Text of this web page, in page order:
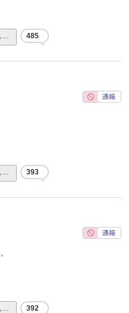
… 485
… 393
… 392